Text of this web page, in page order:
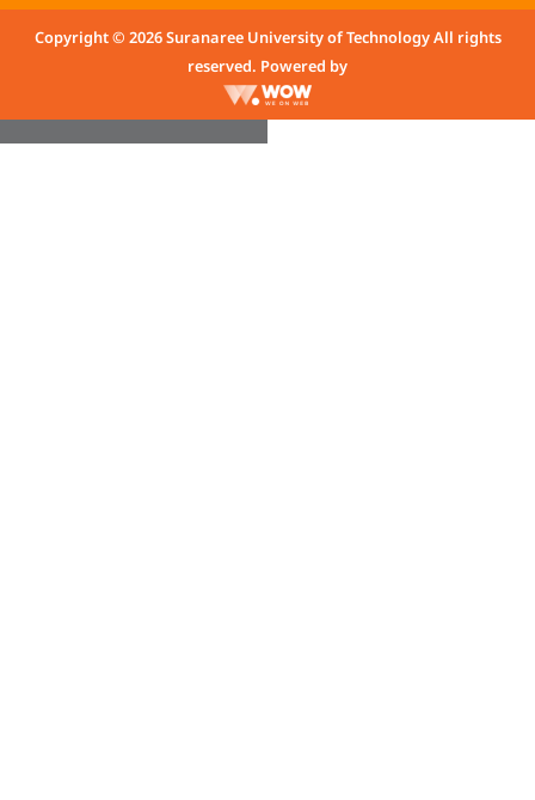
Copyright © 2026 Suranaree University of Technology All rights
reserved. Powered by